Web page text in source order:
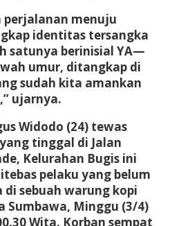
perjalanan menuju
identitas tersangka
satunya berinisial YA—
umur, ditangkap di
sudah kita amankan
ujarnya.
Widodo (24) tewas
tinggal di Jalan
Kelurahan Bugis ini
pelaku yang belum
sebuah warung kopi
Sumbawa, Minggu (3/4)
Wita. Korban sempat